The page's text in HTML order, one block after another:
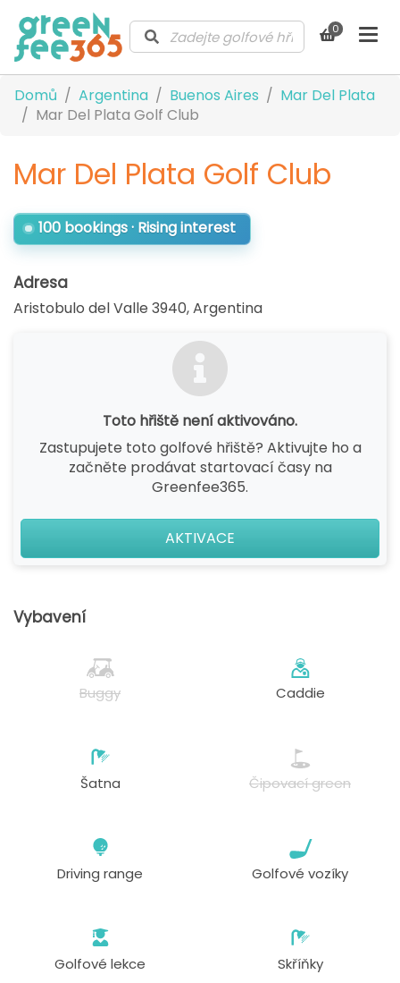
0
Domů Argentina Buenos Aires
Mar Del Plata
Mar Del Plata Golf Club
Mar Del Plata Golf Club
100 bookings · Rising interest
Adresa
Aristobulo del Valle 3940,Argentina
Toto hřiště není aktivováno.
Zastupujete toto golfové hřiště? Aktivujte ho a
začněte prodávat startovací časy na
Greenfee365.
AKTIVACE
Vybavení
Buggy Caddie
Šatna Čipovací green
Driving range Golfové vozíky
Golfové lekce Skříňky